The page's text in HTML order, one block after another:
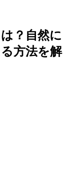
？自然に
方法を解